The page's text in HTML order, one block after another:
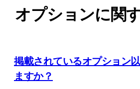
オプションに関
掲載されているオプション
ますか？